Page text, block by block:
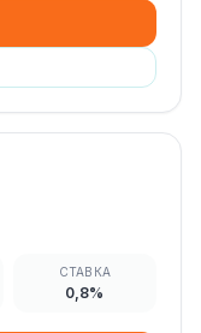
СТАВКА
0,8%